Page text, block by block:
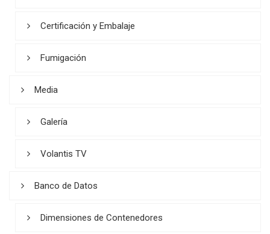
Certificación y Embalaje
Fumigación
Media
Galería
Volantis TV
Banco de Datos
Dimensiones de Contenedores